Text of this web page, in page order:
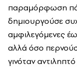
παραμόρφωση
δημιουργούσε
αμφιλεγόμενες
αλλά όσο
γινόταν αντιληπτό